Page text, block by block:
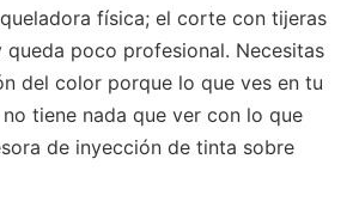
física; el corte con tijeras
queda poco profesional. Necesitas
del color porque lo que ves en tu
tiene nada que ver con lo que
de inyección de tinta sobre